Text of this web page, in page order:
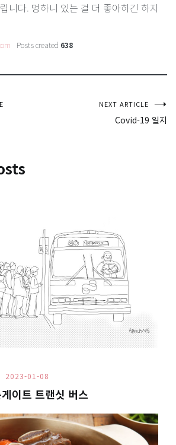
니다. 멍하니 있는 걸 더 좋아하긴 하지
Posts created 638
NEXT ARTICLE
Covid-19 일지
2023-01-08
이트 트랜싯 버스